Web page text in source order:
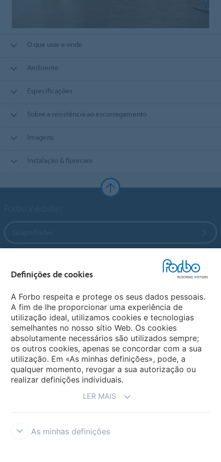
O que usar e onde
Ambiente
Especificações
Sobre a resistência ao escorregamento
Imagens
Instalação & floorcare
Sites Forbo
Selecione o país
Definições de cookies
A Forbo respeita e protege os seus dados pessoais.
A fim de lhe proporcionar uma experiência de
utilização ideal, utilizamos cookies e tecnologias
semelhantes no nosso sítio Web. Os cookies
absolutamente necessários são utilizados sempre;
os outros cookies, apenas se concordar com a sua
utilização. Em «As minhas definições», pode, a
qualquer momento, revogar a sua autorização ou
realizar definições individuais.
LER MAIS
As minhas definições